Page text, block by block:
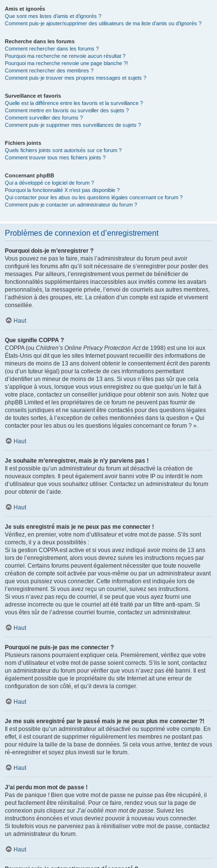
Amis et ignorés
Que sont mes listes d’amis et d’ignorés ?
Comment puis-je ajouter/supprimer des utilisateurs de ma liste d’amis ou d’ignorés ?
Recherche dans les forums
Comment rechercher dans les forums ?
Pourquoi ma recherche ne renvoie aucun résultat ?
Pourquoi ma recherche renvoie une page blanche ?!
Comment rechercher des membres ?
Comment puis-je trouver mes propres messages et sujets ?
Surveillance et favoris
Quelle est la différence entre les favoris et la surveillance ?
Comment mettre en favoris ou surveiller des sujets ?
Comment surveiller des forums ?
Comment puis-je supprimer mes surveillances de sujets ?
Fichiers joints
Quels fichiers joints sont autorisés sur ce forum ?
Comment trouver tous mes fichiers joints ?
Concernant phpBB
Qui a développé ce logiciel de forum ?
Pourquoi la fonctionnalité X n’est pas disponible ?
Qui contacter pour les abus ou les questions légales concernant ce forum ?
Comment puis-je contacter un administrateur du forum ?
Problèmes de connexion et d’enregistrement
Pourquoi dois-je m’enregistrer ?
Vous pouvez ne pas le faire, mais l’administrateur du forum peut avoir
configuré les forums afin qu’il soit nécessaire de s’enregistrer pour poster des
messages. Par ailleurs, l’enregistrement vous permet de bénéficier de
fonctionnalités supplémentaires inaccessibles aux invités comme les avatars
personnalisés, la messagerie privée, l’envoi de courriels aux autres membres,
l’adhésion à des groupes, etc. La création d’un compte est rapide et vivement
conseillée.
Haut
Que signifie COPPA ?
COPPA (ou Children’s Online Privacy Protection Actde 1998) est une loi aux
États-Unis qui dit que les sites Internet pouvant recueillir des informations de
mineurs de moins de 13 ans doivent obtenir le consentement écrit des parents
(ou d’un tuteur légal) pour la collecte de ces informations permettant
d’identifier un mineur de moins de 13 ans. Si vous n’êtes pas sûr que cela
s’applique à vous, lorsque vous vous enregistrez ou que quelqu’un le fait à
votre place, contactez un conseiller juridique pour obtenir son avis. Notez que
phpBB Limited et les propriétaires de ce forum ne peuvent pas fournir de
conseils juridiques et ne sauraient être contactés pour des questions légales
de toutes sortes, à l’exception de celles mentionnées dans la question « Qui
contacter pour les abus ou les questions légales concernant ce forum ? ».
Haut
Je souhaite m’enregistrer, mais je n’y parviens pas !
Il est possible qu’un administrateur du forum ait désactivé la création de
nouveaux comptes. Il peut également avoir banni votre IP ou interdit le nom
d’utilisateur que vous souhaitez utiliser. Contactez un administrateur du forum
pour obtenir de l’aide.
Haut
Je suis enregistré mais je ne peux pas me connecter !
Vérifiez, en premier, votre nom d’utilisateur et votre mot de passe. S’ils sont
corrects, il y a deux possibilités :
Si la gestion COPPA est active et si vous avez indiqué avoir moins de 13 ans
lors de l’enregistrement, alors vous devrez suivre les instructions reçues par
courriel. Certains forums peuvent également nécessiter que toute nouvelle
création de compte soit activée par vous-même ou par un administrateur avant
que vous puissiez vous connecter. Cette information est indiquée lors de
l’enregistrement. Si vous avez reçu un courriel, suivez ses instructions.
Si vous n’avez pas reçu de courriel, il se peut que vous ayez fourni une
adresse incorrecte ou que le courriel ait été traité par un filtre anti-spam. Si
vous êtes sûr de l’adresse courriel fournie, contactez un administrateur.
Haut
Pourquoi ne puis-je pas me connecter ?
Plusieurs raisons pourraient expliquer cela. Premièrement, vérifiez que votre
nom d’utilisateur et votre mot de passe soient corrects. S’ils le sont, contactez
un administrateur du forum pour vérifier que vous n’avez pas été banni. Il est
également possible que le propriétaire du site Internet ait une erreur de
configuration de son côté, et qu’il devra la corriger.
Haut
Je me suis enregistré par le passé mais je ne peux plus me connecter ?!
Il est possible qu’un administrateur ait désactivé ou supprimé votre compte. En
effet, il est courant de supprimer régulièrement les membres ne postant pas
pour réduire la taille de la base de données. Si cela vous arrive, tentez de vous
ré-enregistrer et soyez plus investi sur le forum.
Haut
J’ai perdu mon mot de passe !
Pas de panique ! Bien que votre mot de passe ne puisse pas être récupéré, il
peut facilement être réinitialisé. Pour ce faire, rendez vous sur la page de
connexion puis cliquez sur J’ai oublié mon mot de passe. Suivez les
instructions énoncées et vous devriez pouvoir à nouveau vous connecter.
Si toutefois vous ne parveniez pas à réinitialiser votre mot de passe, contactez
un administrateur du forum.
Haut